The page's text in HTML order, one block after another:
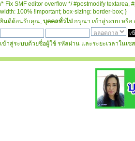
/* Fix SMF editor overflow */ #postmodify textarea,
width: 100% !important; box-sizing: border-box; }
ยินดีต้อนรับคุณ, บุคคลทั่วไป กรุณา เข้าสู่ระบบ หรือ
เข้าสู่ระบบด้วยชื่อผู้ใช้ รหัสผ่าน และระยะเวลาในเซ